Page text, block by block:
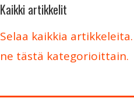
Kaikki artikkelit
Selaa kaikkia
ne tästä kategorioittain.